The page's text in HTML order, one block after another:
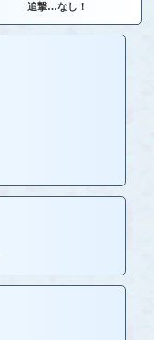
追撃…なし！